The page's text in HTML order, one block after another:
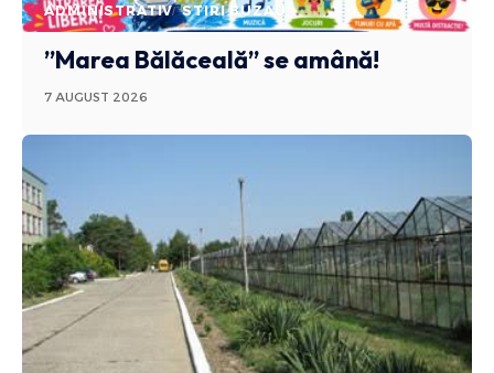
ADMINISTRATIV STIRI BUZAU
”Marea Bălăceală” se amână!
7 AUGUST 2026